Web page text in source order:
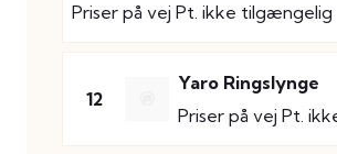
Priser på vej Pt. ikke tilgængelig
12
Yaro Ringslynge
Priser på vej Pt.